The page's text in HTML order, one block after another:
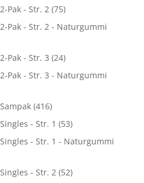
Pak - Str. 2 (75)
Pak - Str. 2 - Naturgummi
Pak - Str. 3 (24)
Pak - Str. 3 - Naturgummi
(416)
- Str. 1 (53)
- Str. 1 - Naturgummi
- Str. 2 (52)